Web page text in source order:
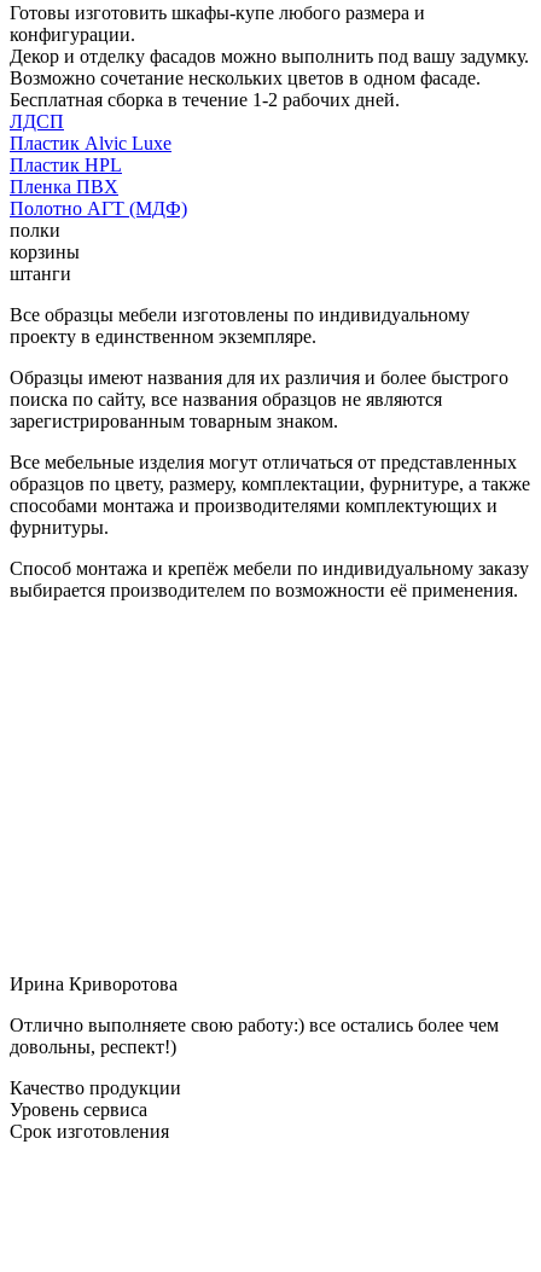
Готовы изготовить шкафы-купе любого размера и
конфигурации.
Декор и отделку фасадов можно выполнить под вашу задумку.
Возможно сочетание нескольких цветов в одном фасаде.
Бесплатная сборка в течение 1-2 рабочих дней.
ЛДСП
Пластик Alvic Luxe
Пластик HPL
Пленка ПВХ
Полотно АГТ (МДФ)
полки
корзины
штанги
Все образцы мебели изготовлены по индивидуальному
проекту в единственном экземпляре.
Образцы имеют названия для их различия и более быстрого
поиска по сайту, все названия образцов не являются
зарегистрированным товарным знаком.
Все мебельные изделия могут отличаться от представленных
образцов по цвету, размеру, комплектации, фурнитуре, а также
способами монтажа и производителями комплектующих и
фурнитуры.
Способ монтажа и крепёж мебели по индивидуальному заказу
выбирается производителем по возможности её применения.
Ирина Криворотова
Отлично выполняете свою работу:) все остались более чем
довольны, респект!)
Качество продукции
Уровень сервиса
Срок изготовления